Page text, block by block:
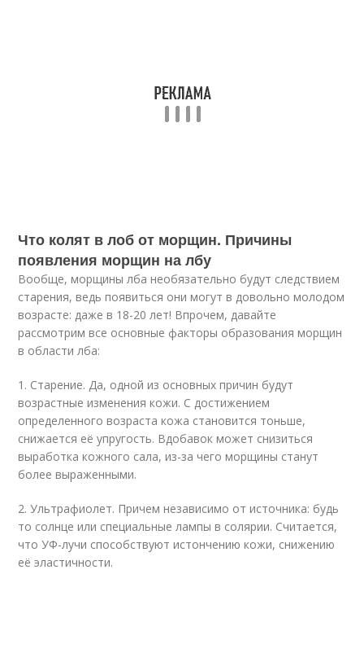
Что колят в лоб от морщин. Причины
появления морщин на лбу
Вообще, морщины лба необязательно будут следствием
старения, ведь появиться они могут в довольно молодом
возрасте: даже в 18-20 лет! Впрочем, давайте
рассмотрим все основные факторы образования морщин
в области лба:
1. Старение. Да, одной из основных причин будут
возрастные изменения кожи. С достижением
определенного возраста кожа становится тоньше,
снижается её упругость. Вдобавок может снизиться
выработка кожного сала, из-за чего морщины станут
более выраженными.
2. Ультрафиолет. Причем независимо от источника: будь
то солнце или специальные лампы в солярии. Считается,
что УФ-лучи способствуют истончению кожи, снижению
её эластичности.